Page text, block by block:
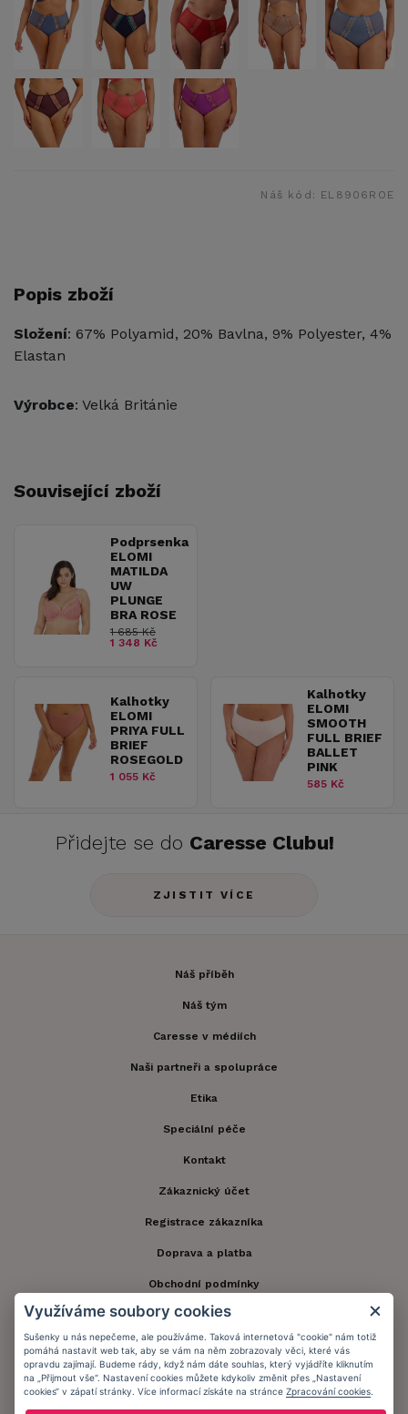
Náš kód: EL8906ROE
Popis zboží
Složení: 67% Polyamid, 20% Bavlna, 9% Polyester, 4%
Elastan
Výrobce: Velká Británie
Související zboží
Podprsenka
ELOMI
MATILDA
UW
PLUNGE
BRA ROSE
1 685 Kč
1 348 Kč
Kalhotky
ELOMI
PRIYA FULL
BRIEF
ROSEGOLD
1 055 Kč
Kalhotky
ELOMI
SMOOTH
FULL BRIEF
BALLET
PINK
585 Kč
Přidejte se do Caresse Clubu!
ZJISTIT VÍCE
Náš příběh
Náš tým
Caresse v médiích
Naši partneři a spolupráce
Etika
Speciální péče
Kontakt
Zákaznický účet
Registrace zákazníka
Doprava a platba
Obchodní podmínky
Ochrana osobních údajů
Informační memorandum
Zůstaňte s námi v kontaktu.
Využíváme soubory cookies
Sušenky u nás nepečeme, ale používáme. Taková internetová "cookie" nám totiž
pomáhá nastavit web tak, aby se vám na něm zobrazovaly věci, které vás
opravdu zajímají. Budeme rády, když nám dáte souhlas, který vyjádříte kliknutím
na „Přijmout vše“. Nastavení cookies můžete kdykoliv změnit přes „Nastavení
cookies“ v zápatí stránky. Více informací získáte na stránce Zpracování cookies.